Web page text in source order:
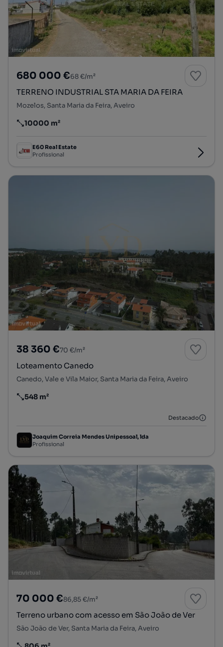
680 000 €68 €/m²
TERRENO INDUSTRIAL STA MARIA DA FEIRA
Mozelos, Santa Maria da Feira, Aveiro
Preço por metro quadrado
10000 m²
E60 Real Estate
Profissional
38 360 €70 €/m²
Loteamento Canedo
Canedo, Vale e Vila Maior, Santa Maria da Feira, Aveiro
Preço por metro quadrado
548 m²
Destacado
Joaquim Correia Mendes Unipessoal, lda
Profissional
70 000 €86,85 €/m²
Terreno urbano com acesso em São João de Ver
São João de Ver, Santa Maria da Feira, Aveiro